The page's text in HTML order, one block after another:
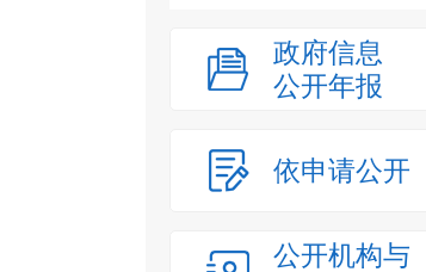
政府信息
公开年报
依申请公开
公开机构与